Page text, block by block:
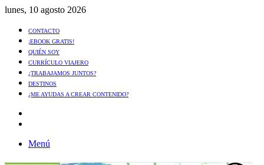
lunes, 10 agosto 2026
CONTACTO
¡EBOOK GRATIS!
QUIÉN SOY
CURRÍCULO VIAJERO
¿TRABAJAMOS JUNTOS?
DESTINOS
¿ME AYUDAS A CREAR CONTENIDO?
Menú